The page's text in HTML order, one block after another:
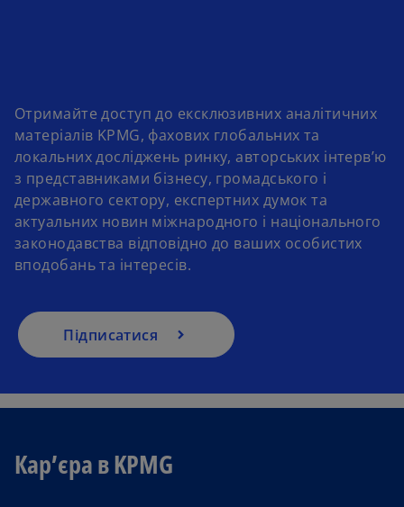
Отримайте доступ до ексклюзивних аналітичних
матеріалів KPMG, фахових глобальних та
локальних досліджень ринку, авторських інтерв’ю
з представниками бізнесу, громадського і
державного сектору, експертних думок та
актуальних новин міжнародного і національного
законодавства відповідно до ваших особистих
вподобань та інтересів.
Підписатися
Кар’єра в KPMG